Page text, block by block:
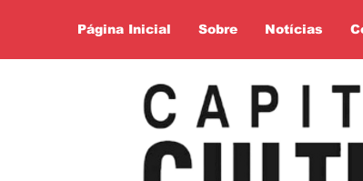
Página Inicial Sobre Notícias